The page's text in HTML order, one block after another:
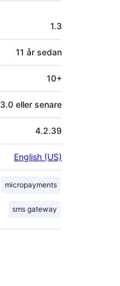
1.3
11 år sedan
10+
3.0 eller senare
4.2.39
English (US)
micropayments
sms gateway